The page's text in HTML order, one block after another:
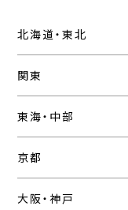
北海道・東北
関東
東海・中部
京都
大阪・神戸